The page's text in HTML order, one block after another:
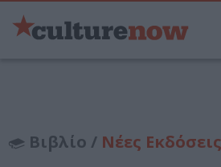
Βιβλίο / Νέες Εκδόσεις